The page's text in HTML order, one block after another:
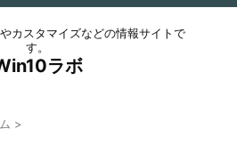
カスタマイズなどの情報サイトで
す。
ラボ
>